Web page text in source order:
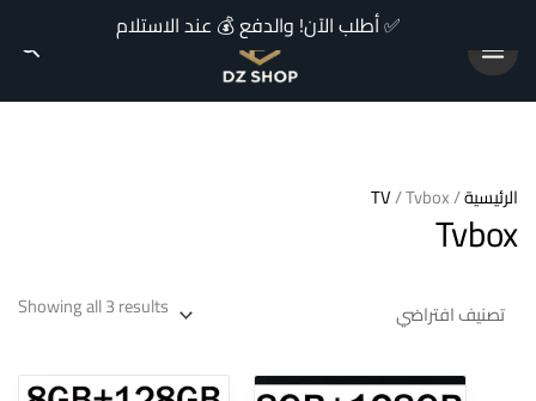
content
الرئيسية/
TV/ Tvbox
Tvbox
Showing all 3 results
✅ أطلب الآن! والدفع 💰 عند الاستلام